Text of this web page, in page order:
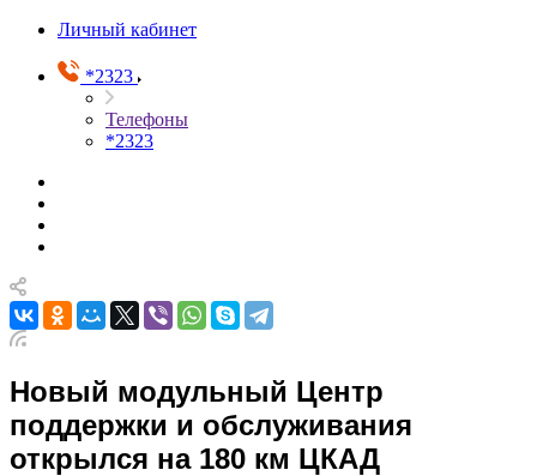
Личный кабинет
*2323
Телефоны
*2323
Новый модульный Центр
поддержки и обслуживания
открылся на 180 км ЦКАД